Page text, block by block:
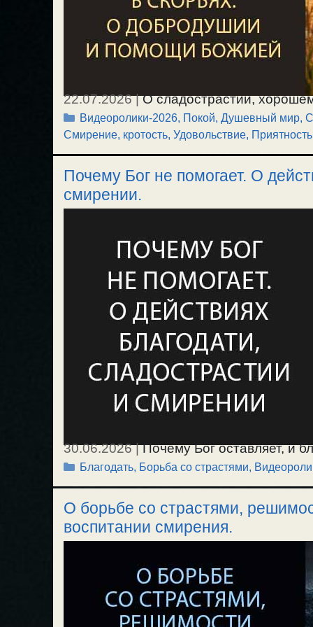
22.07.2026|О сладострастии,
очищении чувств от примеси
мире и покое; и о воспитании чувства
Рубрики
Видеоролики-2026, Покой, Душевный мир,
Смирение, кротость, Удовольствие, Приятность
Почему Бог не помогает. О
смирении.
30.06.2026|Почему Бог оставляет, и
утешительном и обучительном. О
сладострастии и разрывании
Рубрики
Благодать, Борьба со страстями,
О борьбе со страстями,
воспитании смирения.